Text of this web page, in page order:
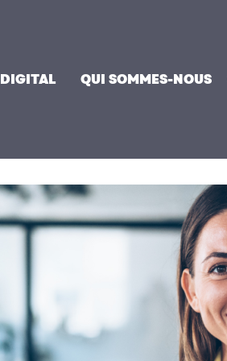
DIGITAL QUI SOMMES-NOUS